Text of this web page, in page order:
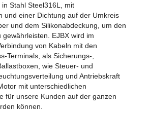
Stahl Steel316L, mit
und einer Dichtung auf der Umkreis
und dem Silikonabdeckung, um den
gewährleisten. EJBX wird im
von Kabeln mit den
Terminals, als Sicherungs-,
wie Steuer- und
und Antriebskraft
mit unterschiedlichen
für unsere Kunden auf der ganzen
können.